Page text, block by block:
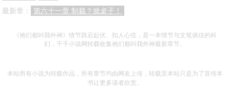
最新章：
第六十一章 制裁？掀桌子！
《祂们都叫我外神》情节跌宕起伏、扣人心弦，是一本情节与文笔俱佳的科
幻，千千小说网转载收集祂们都叫我外神最新章节。
本站所有小说为转载作品，所有章节均由网友上传，转载至本站只是为了宣传本
书让更多读者欣赏。